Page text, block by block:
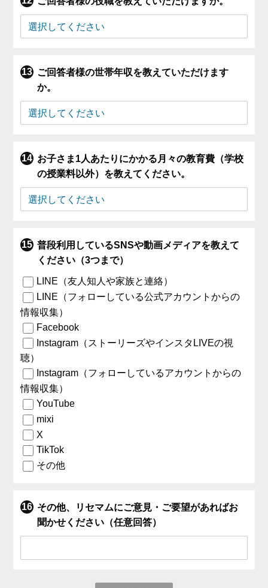
ご回答者様の世帯年収を教えていただけます
か。
お子さま1人あたりにかかる月々の教育費（学校
の授業料以外）を教えてください。
普段利用しているSNSや動画メディアを教えて
ください（3つまで）
LINE（友人知人や家族と連絡）
LINE（フォローしている公式アカウントからの
情報収集）
Facebook
Instagram（ストーリーズやインスタLIVEの視
聴）
Instagram（フォローしているアカウントからの
情報収集）
YouTube
mixi
X
TikTok
その他
その他、リセマムにご意見・ご要望があればお
聞かせください（任意回答）